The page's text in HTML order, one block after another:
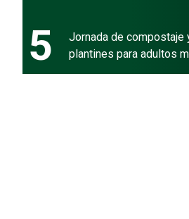
5
Jornada de compostaje
plantines para adultos